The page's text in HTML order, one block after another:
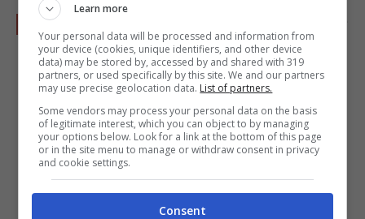
Infine i capperi non dissalati e un po’ di pepe
macinato o pestato al momento.
Learn more
Your personal data will be processed and information from
your device (cookies, unique identifiers, and other device
data) may be stored by, accessed by and shared with 319
partners, or used specifically by this site. We and our partners
may use precise geolocation data. List of partners.
Some vendors may process your personal data on the basis
of legitimate interest, which you can object to by managing
your options below. Look for a link at the bottom of this page
or in the site menu to manage or withdraw consent in privacy
and cookie settings.
Consent